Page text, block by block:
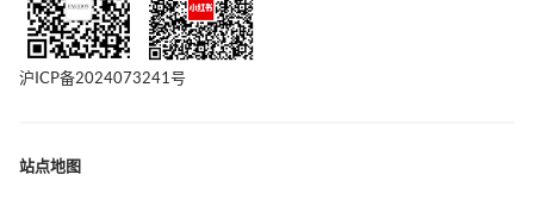
沪ICP备2024073241号
站点地图